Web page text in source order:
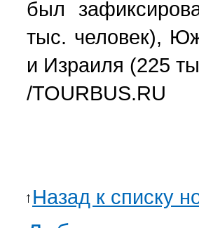
был
тыс. человек),
и Израиля (225
/TOURBUS.RU
Назад к списку